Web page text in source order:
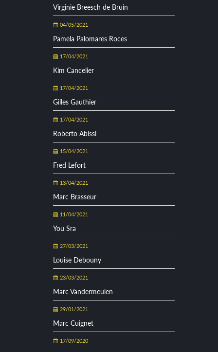
Virginie Breesch de Bruin
04/05/2021
Pamela Palomares Roces
17/04/2021
Kim Cancelier
17/04/2021
Gilles Gauthier
17/04/2021
Roberto Abissi
15/04/2021
Fred Lefort
13/04/2021
Marc Brasseur
11/04/2021
You Sra
27/03/2021
Louise Debouny
23/03/2021
Marc Vandermeulen
29/01/2021
Marc Cuignet
17/09/2020